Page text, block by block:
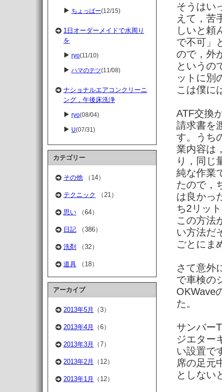
ちょっぱー(12/15)
1日オーダーメイドで水周り
を
ryo(11/10)
ハマのテツ(11/08)
ナショナルエアコンクリーニ
ング，午後床洗浄
ryo(08/04)
U(07/31)
カテゴリー
その他 （14）
テクニック （21）
思い （64）
日記 （386）
洗剤 （32）
道具 （18）
アーカイブ
2013年5月 （3）
2013年4月 （6）
2013年3月 （7）
2013年2月 （12）
2013年1月 （12）
そうはい
えて，苦
しいと頼
で不可」
ので，外
というの
ットに別
こは僕に
ATF交換
請求書を
す。うち
業内容は
り，同じ
純な作業
たので，
は良かっ
ち2リッ
この方法
い方法だ
ごとにま
さて意外
で車検の
OKWave
た。
サンバー
ジエター
い設置で
席の足元
としない